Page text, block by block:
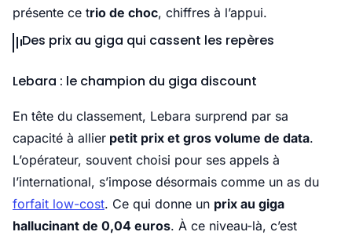
présente ce trio de choc, chiffres à l’appui.
Des prix au giga qui cassent les repères
Lebara : le champion du giga discount
En tête du classement, Lebara surprend par sa
capacité à allier petit prix et gros volume de data.
L’opérateur, souvent choisi pour ses appels à
l’international, s’impose désormais comme un as du
forfait low-cost. Ce qui donne un prix au giga
hallucinant de 0,04 euros. À ce niveau-là, c’est